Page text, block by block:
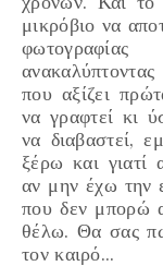
μικρόβιο να
που αξίζει
να γραφτεί κι
να διαβαστεί,
ξέρω και γιατί
αν μην έχω την
που δεν μπορώ
θέλω. Θα σας
τον καιρό...